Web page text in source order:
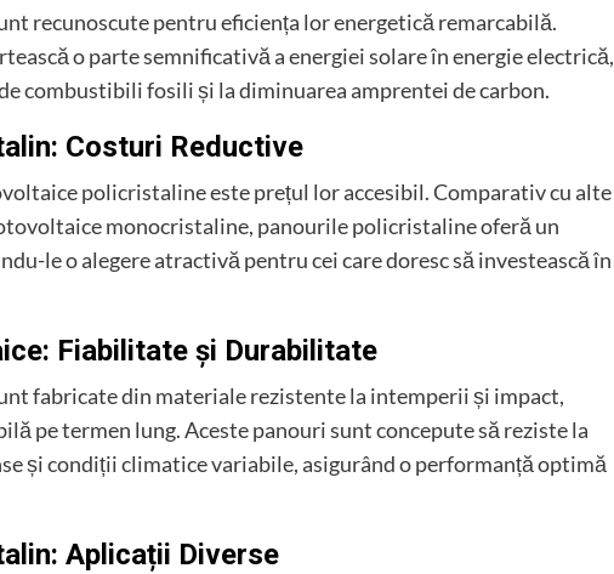
recunoscute pentru eficiența lor energetică remarcabilă.
o parte semnificativă a energiei solare în energie electrică,
combustibili fosili și la diminuarea amprentei de carbon.
Costuri Reductive
policristaline este prețul lor accesibil. Comparativ cu alte
monocristaline, panourile policristaline oferă un
le o alegere atractivă pentru cei care doresc să investească în
Fiabilitate și Durabilitate
fabricate din materiale rezistente la intemperii și impact,
pe termen lung. Aceste panouri sunt concepute să reziste la
și condiții climatice variabile, asigurând o performanță optimă
Aplicații Diverse